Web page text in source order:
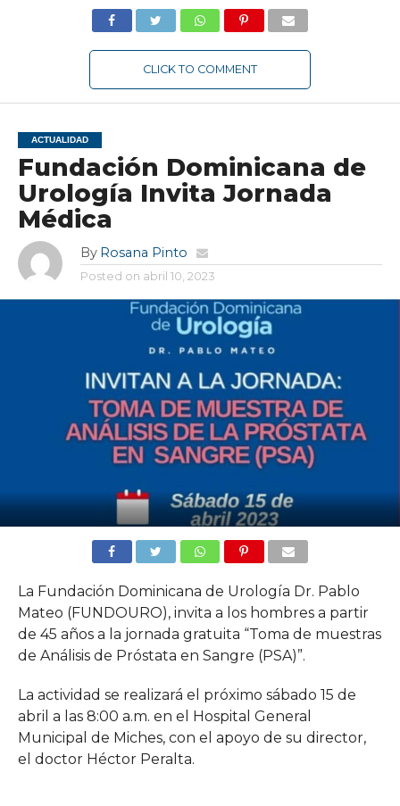
CLICK TO COMMENT
ACTUALIDAD
Fundación Dominicana de
Urología Invita Jornada
Médica
By Rosana Pinto
Posted on abril 10, 2023
La Fundación Dominicana de Urología Dr. Pablo
Mateo (FUNDOURO), invita a los hombres a partir
de 45 años a la jornada gratuita “Toma de muestras
de Análisis de Próstata en Sangre (PSA)”.
La actividad se realizará el próximo sábado 15 de
abril a las 8:00 a.m. en el Hospital General
Municipal de Miches, con el apoyo de su director,
el doctor Héctor Peralta.